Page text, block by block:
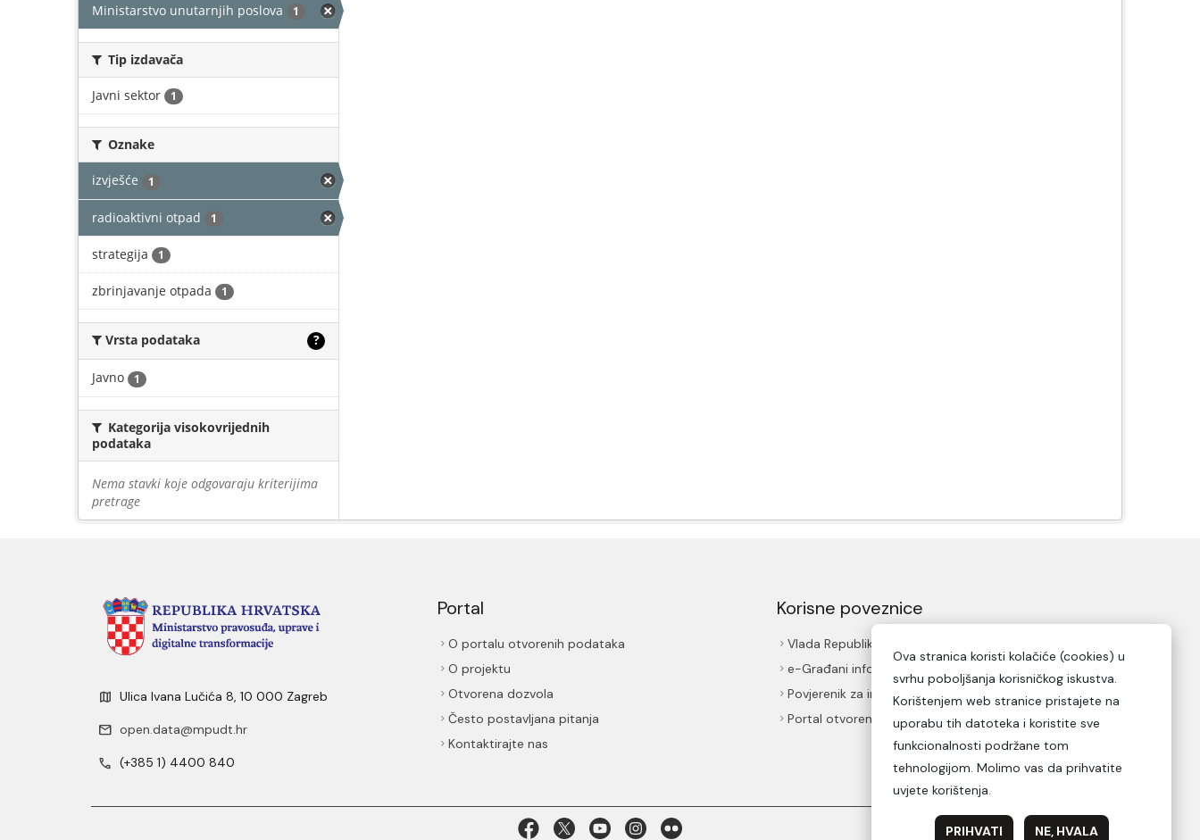
Ministarstvo unutarnjih poslova 1
Tip izdavača
Javni sektor 1
Oznake
izvješće 1
radioaktivni otpad 1
strategija 1
zbrinjavanje otpada 1
Vrsta podataka ?
Javno 1
Kategorija visokovrijednih
podataka
Nema stavki koje odgovaraju kriterijima
pretrage